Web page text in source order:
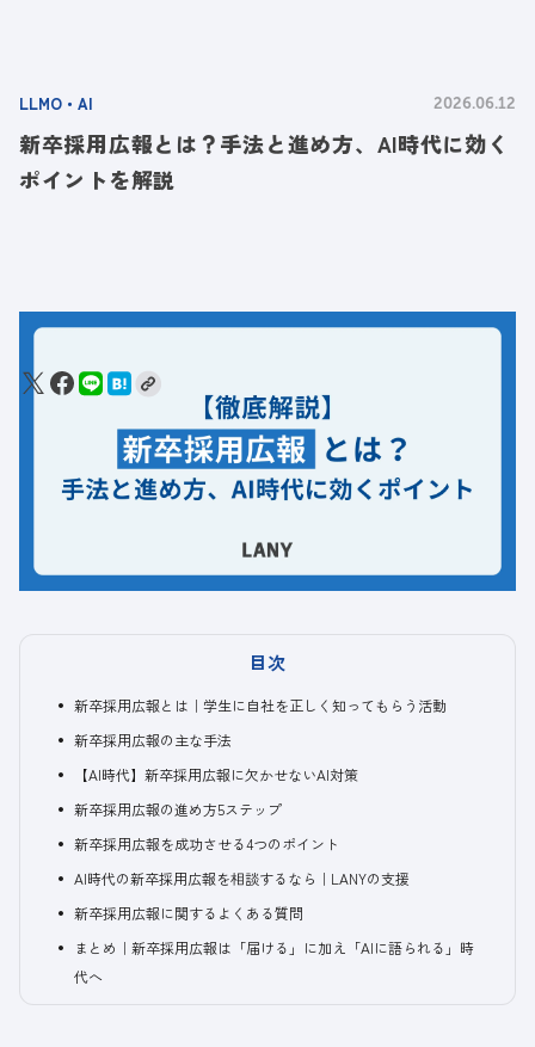
LLMO・AI 2026.06.12
新卒採用広報とは？手法と進め方、AI時代に効く
ポイントを解説
目次
新卒採用広報とは｜学生に自社を正しく知ってもらう活動
新卒採用広報の主な手法
【AI時代】新卒採用広報に欠かせないAI対策
新卒採用広報の進め方5ステップ
新卒採用広報を成功させる4つのポイント
AI時代の新卒採用広報を相談するなら｜LANYの支援
新卒採用広報に関するよくある質問
まとめ｜新卒採用広報は「届ける」に加え「AIに語られる」時
代へ